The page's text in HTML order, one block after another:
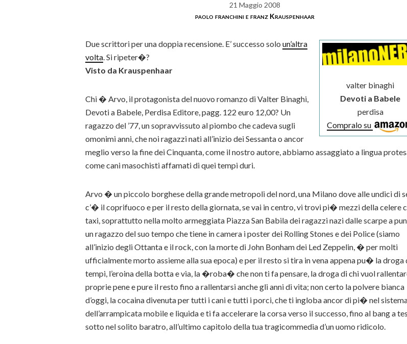
21 Maggio 2008
paolo franchini e franz Krauspenhaar
valter binaghi
Devoti a Babele
perdisa
Compralo su
Due scrittori per una doppia recensione. E’ successo solo un’altra
volta. Si ripeter�?
Visto da Krauspenhaar
Chi � Arvo, il protagonista del nuovo romanzo di Valter Binaghi,
Devoti a Babele, Perdisa Editore, pagg. 122 euro 12,00? Un
ragazzo del ’77, un sopravvissuto al piombo che cadeva sugli
omonimi anni, che noi ragazzi nati all’inizio dei Sessanta o ancor
meglio verso la fine dei Cinquanta, come il nostro autore, abbiamo assaggiato a lingua
come cani masochisti affamati di quei tempi duri.
Arvo � un piccolo borghese della grande metropoli del nord, una Milano dove alle undici di
c’� il coprifuoco e per il resto della giornata, se vai in centro, vi trovi pi� mezzi della celere
taxi, soprattutto nella molto armeggiata Piazza San Babila dei ragazzi nazi dalle scarpe a
un ragazzo del suo tempo che tiene in camera i poster dei Rolling Stones e dei Police (siamo
all’inizio degli Ottanta e il rock, con la morte di John Bonham dei Led Zeppelin, � per molti
ufficialmente morto assieme alla sua epoca) e per il resto si tira in vena appena pu� la droga
tempi, l’eroina della botta e via, la �roba� che non ti fa pensare, la droga di chi vuol
proprie pene e pure il resto fino a rallentarsi anche gli anni di vita; non certo la polvere bianca
d’oggi, la cocaina divenuta per tutti i cani e tutti i porci, che ti ingloba ancor di pi� nel
dell’arrampicata mobile e liquida e ti fa accelerare la corsa verso il successo, fino al bang a
sotto nel solito baratro, all’ultimo capitolo della tua tragicommedia d’un uomo ridicolo.